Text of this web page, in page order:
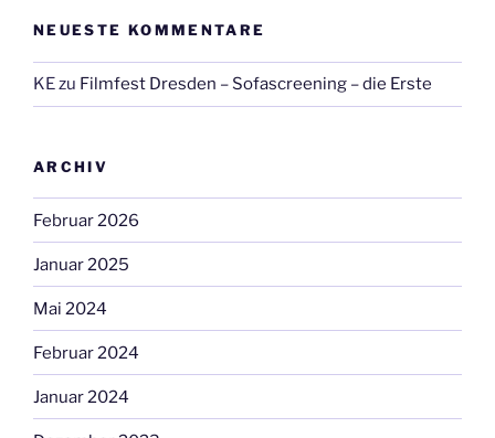
NEUESTE KOMMENTARE
KEzu Filmfest Dresden – Sofascreening – die Erste
ARCHIV
Februar 2026
Januar 2025
Mai 2024
Februar 2024
Januar 2024